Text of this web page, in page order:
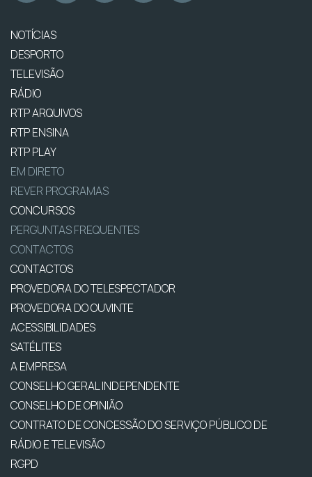
NOTÍCIAS
DESPORTO
TELEVISÃO
RÁDIO
RTP ARQUIVOS
RTP ENSINA
RTP PLAY
EM DIRETO
REVER PROGRAMAS
CONCURSOS
PERGUNTAS FREQUENTES
CONTACTOS
CONTACTOS
PROVEDORA DO TELESPECTADOR
PROVEDORA DO OUVINTE
ACESSIBILIDADES
SATÉLITES
A EMPRESA
CONSELHO GERAL INDEPENDENTE
CONSELHO DE OPINIÃO
CONTRATO DE CONCESSÃO DO SERVIÇO PÚBLICO DE
RÁDIO E TELEVISÃO
RGPD